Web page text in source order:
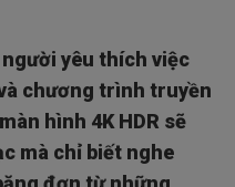
yêu thích việc
chương trình truyền
hình 4K HDR sẽ
mà chỉ biết nghe